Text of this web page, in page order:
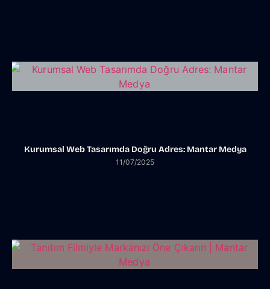
Kurumsal Web Tasarımda Doğru Adres: Mantar Medya
11/07/2025